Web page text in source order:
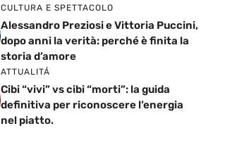
CULTURA E SPETTACOLO
Alessandro Preziosi e Vittoria Puccini,
dopo anni la verità: perché è finita la
storia d’amore
ATTUALITÁ
Cibi “vivi” vs cibi “morti”: la guida
definitiva per riconoscere l’energia
nel piatto.